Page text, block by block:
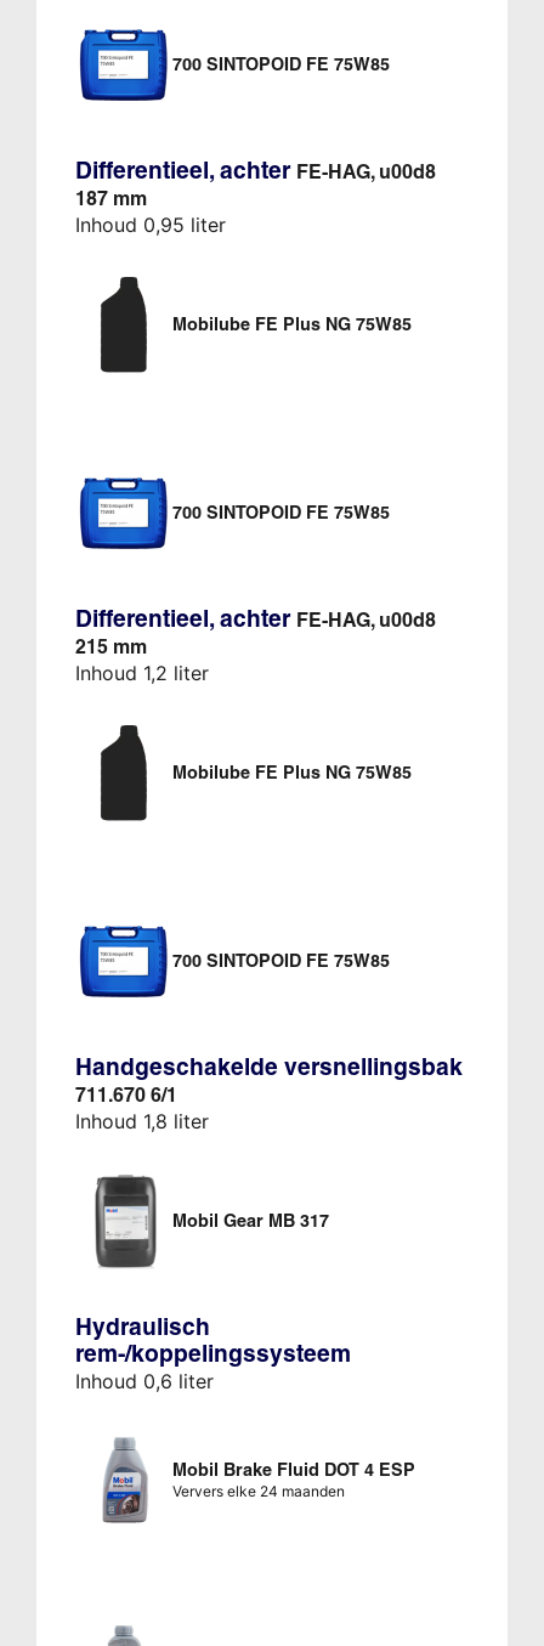
700 SINTOPOID FE 75W85
Differentieel, achter FE-HAG, u00d8
187 mm
Inhoud 0,95 liter
Mobilube FE Plus NG 75W85
700 SINTOPOID FE 75W85
Differentieel, achter FE-HAG, u00d8
215 mm
Inhoud 1,2 liter
Mobilube FE Plus NG 75W85
700 SINTOPOID FE 75W85
Handgeschakelde versnellingsbak
711.670 6/1
Inhoud 1,8 liter
Mobil Gear MB 317
Hydraulisch
rem-/koppelingssysteem
Inhoud 0,6 liter
Mobil Brake Fluid DOT 4 ESP
Ververs elke 24 maanden